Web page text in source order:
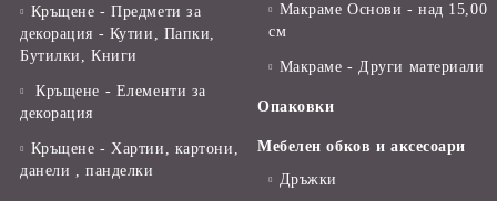
Кръщене - Предмети за
декорация - Кутии, Папки,
Бутилки, Книги
Кръщене - Елементи за
декорация
Кръщене - Хартии, картони,
данели , панделки
Макраме Основи - над 15,00
см
Макраме - Други материали
Опаковки
Мебелен обков и аксесоари
Дръжки